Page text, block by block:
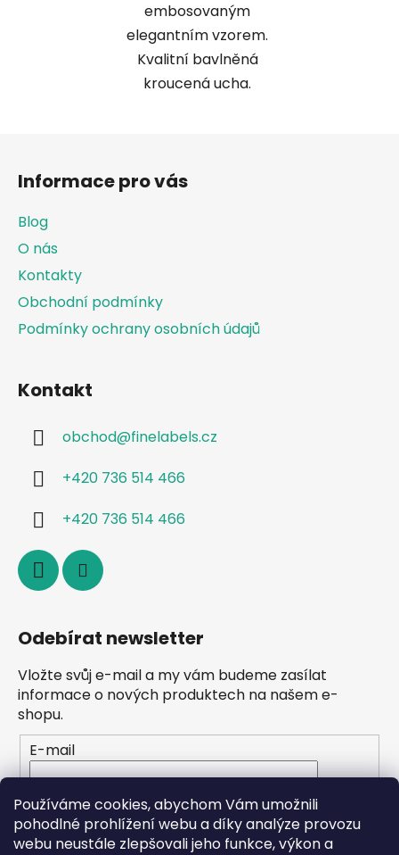
Používáme cookies, abychom Vám umožnili
pohodlné prohlížení webu a díky analýze provozu
webu neustále zlepšovali jeho funkce, výkon a
embosovaným
elegantním vzorem.
Kvalitní bavlněná
kroucená ucha.
Informace pro vás
Blog
O nás
Kontakty
Obchodní podmínky
Podmínky ochrany osobních údajů
Kontakt
obchod@finelabels.cz
+420 736 514 466
+420 736 514 466
Odebírat newsletter
Vložte svůj e-mail a my vám budeme zasílat
informace o nových produktech na našem e-
shopu.
E-mail
Vložením e-mailu souhlasíte s podmínkami
ochrany osobních údajů